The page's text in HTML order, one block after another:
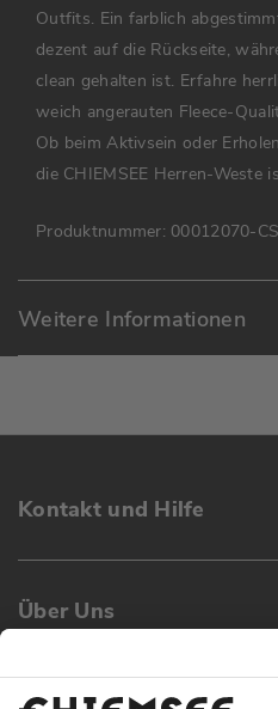
Outfits. Ein farblich
dezent auf die Rückseite,
clean gehalten ist. Erfahre
weich angerauten Fleece-
Ob beim Aktivsein oder
die CHIEMSEE Herren-Weste
Produktnummer: 00012070-
Weitere Informationen
Kontakt und Hilfe
Über Uns